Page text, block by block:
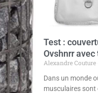
Test :
Ovshnrr
Alexandre Couture
Dans un monde
musculaires sont